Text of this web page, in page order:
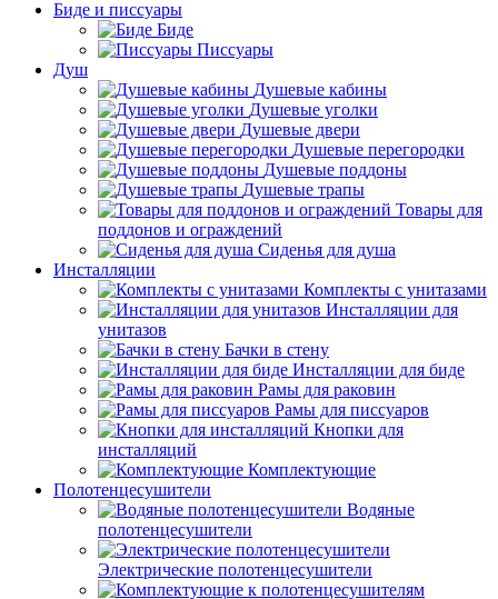
Биде и писсуары
Биде
Писсуары
Душ
Душевые кабины
Душевые уголки
Душевые двери
Душевые перегородки
Душевые поддоны
Душевые трапы
Товары для
поддонов и ограждений
Сиденья для душа
Инсталляции
Комплекты с унитазами
Инсталляции для
унитазов
Бачки в стену
Инсталляции для биде
Рамы для раковин
Рамы для писсуаров
Кнопки для
инсталляций
Комплектующие
Полотенцесушители
Водяные
полотенцесушители
Электрические полотенцесушители